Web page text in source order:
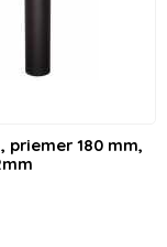
priemer 180 mm,